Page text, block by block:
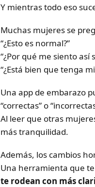
Y mientras todo eso
Muchas mujeres se
“¿Esto es normal?”
“¿Por qué me siento así
“¿Está bien que tenga
Una app de embarazo
“correctas” o
Al leer que otras
más tranquilidad.
Además, los cambios
Una herramienta que
te rodean con más